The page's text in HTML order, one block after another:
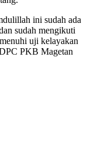
ini sudah ada
sudah mengikuti
uji kelayakan
PKB Magetan